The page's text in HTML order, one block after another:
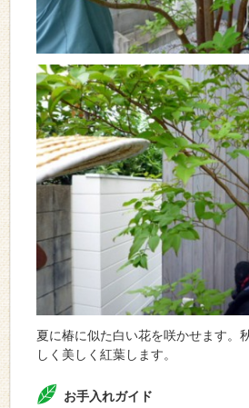
夏に椿に似た白い花を咲かせます。
しく美しく紅葉します。
お手入れガイド